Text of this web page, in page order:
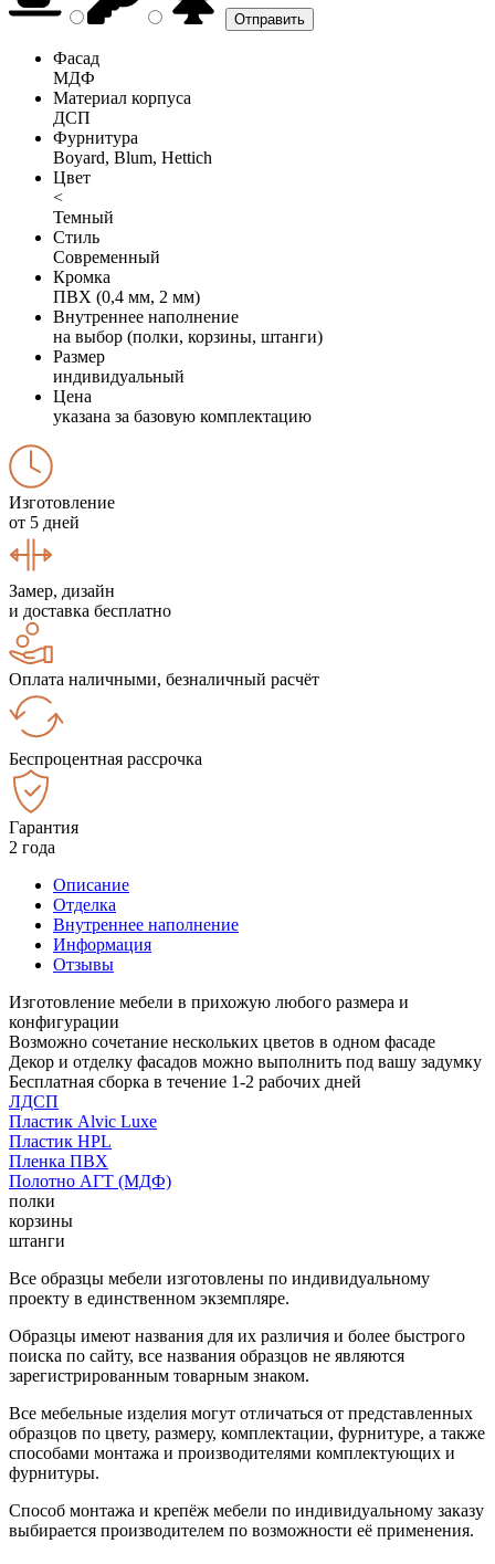
Фасад
МДФ
Материал корпуса
ДСП
Фурнитура
Boyard, Blum, Hettich
Цвет
<
Темный
Стиль
Современный
Кромка
ПВХ (0,4 мм, 2 мм)
Внутреннее наполнение
на выбор (полки, корзины, штанги)
Размер
индивидуальный
Цена
указана за базовую комплектацию
Изготовление
от 5 дней
Замер, дизайн
и доставка бесплатно
Оплата наличными, безналичный расчёт
Беспроцентная рассрочка
Гарантия
2 года
Описание
Отделка
Внутреннее наполнение
Информация
Отзывы
Изготовление мебели в прихожую любого размера и
конфигурации
Возможно сочетание нескольких цветов в одном фасаде
Декор и отделку фасадов можно выполнить под вашу задумку
Бесплатная сборка в течение 1-2 рабочих дней
ЛДСП
Пластик Alvic Luxe
Пластик HPL
Пленка ПВХ
Полотно АГТ (МДФ)
полки
корзины
штанги
Все образцы мебели изготовлены по индивидуальному
проекту в единственном экземпляре.
Образцы имеют названия для их различия и более быстрого
поиска по сайту, все названия образцов не являются
зарегистрированным товарным знаком.
Все мебельные изделия могут отличаться от представленных
образцов по цвету, размеру, комплектации, фурнитуре, а также
способами монтажа и производителями комплектующих и
фурнитуры.
Способ монтажа и крепёж мебели по индивидуальному заказу
выбирается производителем по возможности её применения.